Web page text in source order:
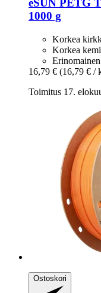
eSUN PETG
1000 g
Korkea
Korkea
16,79 € (16,79 € /
Toimitus 17.
Ostoskori